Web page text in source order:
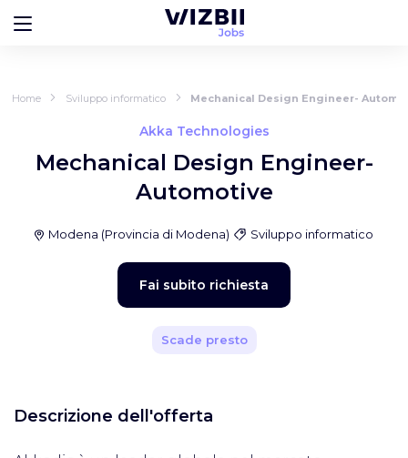
Home Sviluppo informatico Mechanical Design Engineer-
Akka Technologies
Mechanical Design Engineer-
Automotive
Modena (Provincia di Modena) Sviluppo informatico
Fai subito richiesta
Scade presto
Descrizione dell'offerta